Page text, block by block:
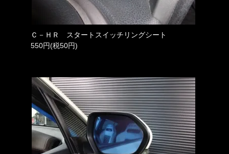
Ｃ－ＨＲ スタートスイッチリングシート
550円(税50円)